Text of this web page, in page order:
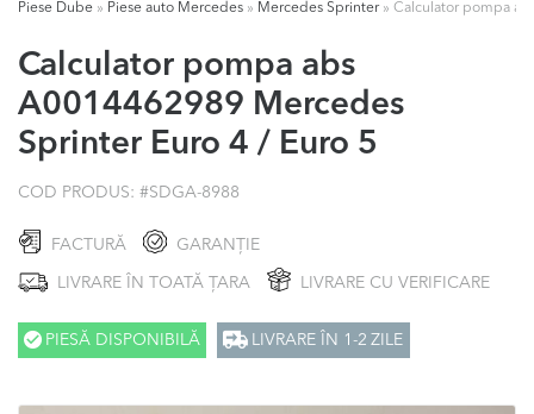
Piese Dube » Piese auto Mercedes » Mercedes Sprinter» Calculator pompa
Calculator pompa abs
A0014462989 Mercedes
Sprinter Euro 4 / Euro 5
COD PRODUS: #SDGA-8988
FACTURĂ GARANȚIE
LIVRARE ÎN TOATĂ ȚARA LIVRARE CU VERIFICARE
PIESĂ DISPONIBILĂ LIVRARE ÎN 1-2 ZILE